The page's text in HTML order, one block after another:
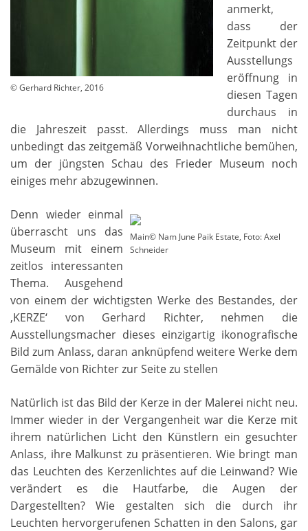
© Gerhard Richter, 2016
anmerkt,
dass der
Zeitpunkt der
Ausstellungs
eröffnung in
diesen Tagen
durchaus in
die Jahreszeit passt. Allerdings muss man nicht
unbedingt das zeitgemäß Vorweihnachtliche bemühen,
um der jüngsten Schau des Frieder Museum noch
einiges mehr abzugewinnen.
Main© Nam June Paik Estate, Foto: Axel
Schneider
Denn wieder einmal
überrascht uns das
Museum mit einem
zeitlos interessanten
Thema. Ausgehend
von einem der wichtigsten Werke des Bestandes, der
,KERZE‘ von Gerhard Richter, nehmen die
Ausstellungsmacher dieses einzigartig ikonografische
Bild zum Anlass, daran anknüpfend weitere Werke dem
Gemälde von Richter zur Seite zu stellen
Natürlich ist das Bild der Kerze in der Malerei nicht neu.
Immer wieder in der Vergangenheit war die Kerze mit
ihrem natürlichen Licht den Künstlern ein gesuchter
Anlass, ihre Malkunst zu präsentieren. Wie bringt man
das Leuchten des Kerzenlichtes auf die Leinwand? Wie
verändert es die Hautfarbe, die Augen der
Dargestellten? Wie gestalten sich die durch ihr
Leuchten hervorgerufenen Schatten in den Salons, gar